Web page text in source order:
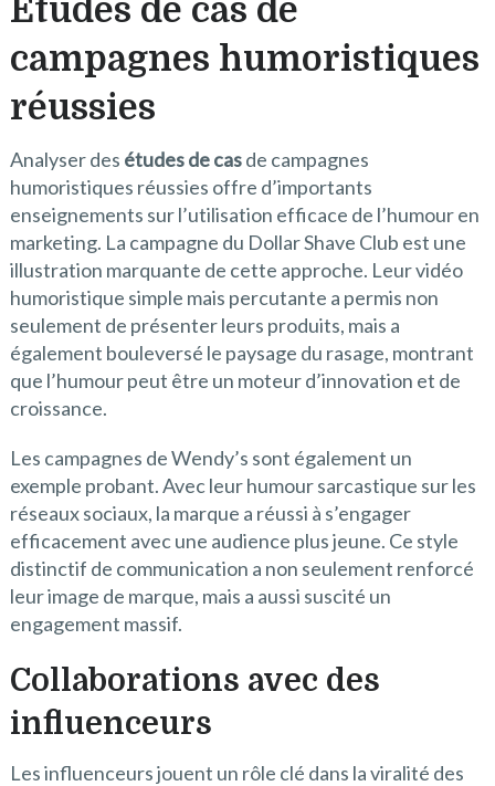
Études de cas de
campagnes humoristiques
réussies
Analyser des études de casde campagnes
humoristiques réussies offre d’importants
enseignements sur l’utilisation efficace de l’humour en
marketing. La campagne du Dollar Shave Club est une
illustration marquante de cette approche. Leur vidéo
humoristique simple mais percutante a permis non
seulement de présenter leurs produits, mais a
également bouleversé le paysage du rasage, montrant
que l’humour peut être un moteur d’innovation et de
croissance.
Les campagnes de Wendy’s sont également un
exemple probant. Avec leur humour sarcastique sur les
réseaux sociaux, la marque a réussi à s’engager
efficacement avec une audience plus jeune. Ce style
distinctif de communication a non seulement renforcé
leur image de marque, mais a aussi suscité un
engagement massif.
Collaborations avec des
influenceurs
Les influenceurs jouent un rôle clé dans la viralité des